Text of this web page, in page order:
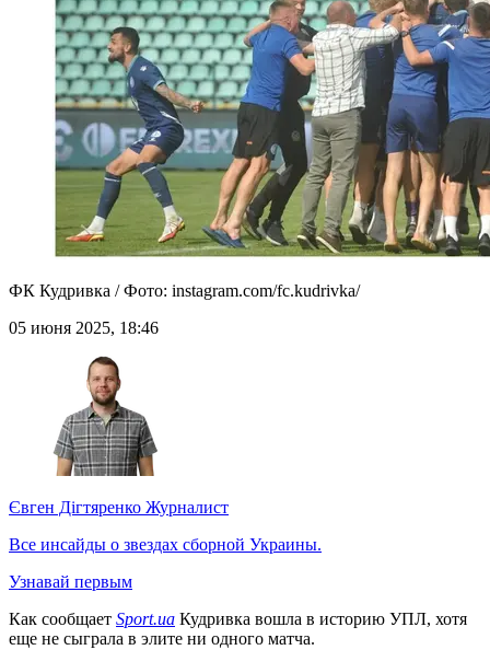
ФК Кудривка / Фото: instagram.com/fc.kudrivka/
05 июня 2025, 18:46
Євген Дігтяренко Журналист
Все инсайды о звездах сборной Украины.
Узнавай первым
Как сообщает Sport.ua Кудривка вошла в историю УПЛ, хотя
еще не сыграла в элите ни одного матча.